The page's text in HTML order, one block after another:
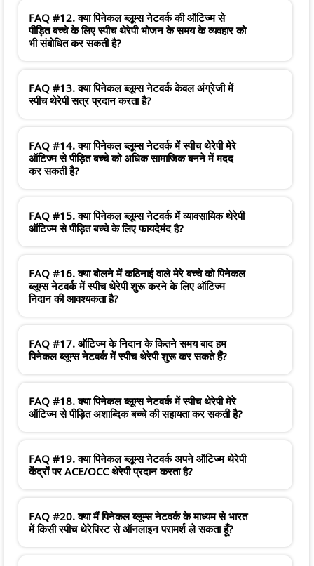
FAQ #12. क्या पिनेकल ब्लूम्स नेटवर्क की ऑटिज्म से
पीड़ित बच्चे के लिए स्पीच थेरेपी भोजन के समय के व्यवहार को
भी संबोधित कर सकती है?
FAQ #13. क्या पिनेकल ब्लूम्स नेटवर्क केवल अंग्रेजी में
स्पीच थेरेपी सत्र प्रदान करता है?
FAQ #14. क्या पिनेकल ब्लूम्स नेटवर्क में स्पीच थेरेपी मेरे
ऑटिज्म से पीड़ित बच्चे को अधिक सामाजिक बनने में मदद
कर सकती है?
FAQ #15. क्या पिनेकल ब्लूम्स नेटवर्क में व्यावसायिक थेरेपी
ऑटिज्म से पीड़ित बच्चे के लिए फायदेमंद है?
FAQ #16. क्या बोलने में कठिनाई वाले मेरे बच्चे को पिनेकल
ब्लूम्स नेटवर्क में स्पीच थेरेपी शुरू करने के लिए ऑटिज्म
निदान की आवश्यकता है?
FAQ #17. ऑटिज्म के निदान के कितने समय बाद हम
पिनेकल ब्लूम्स नेटवर्क में स्पीच थेरेपी शुरू कर सकते हैं?
FAQ #18. क्या पिनेकल ब्लूम्स नेटवर्क में स्पीच थेरेपी मेरे
ऑटिज्म से पीड़ित अशाब्दिक बच्चे की सहायता कर सकती है?
FAQ #19. क्या पिनेकल ब्लूम्स नेटवर्क अपने ऑटिज्म थेरेपी
केंद्रों पर ACE/OCC थेरेपी प्रदान करता है?
FAQ #20. क्या मैं पिनेकल ब्लूम्स नेटवर्क के माध्यम से भारत
में किसी स्पीच थेरेपिस्ट से ऑनलाइन परामर्श ले सकता हूँ?